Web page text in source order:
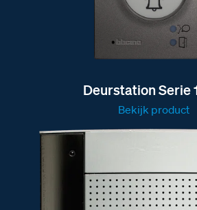
Deurstation Serie
Bekijk product